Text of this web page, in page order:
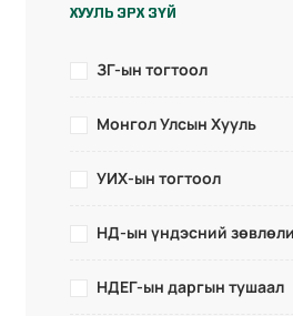
ХУУЛЬ ЭРХ ЗҮЙ
ЗГ-ын тогтоол
Монгол Улсын Хууль
УИХ-ын тогтоол
НД-ын үндэсний
НДЕГ-ын даргын тушаал